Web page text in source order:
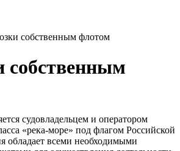
собственным флотом
собственным
судовладельцем и оператором
«река-море» под флагом Российской
обладает всеми необходимыми